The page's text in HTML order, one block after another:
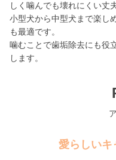
しく噛んでも壊れにくい丈
小型犬から中型犬まで楽し
も最適です。
噛むことで歯垢除去にも役
します。
愛らしいキ